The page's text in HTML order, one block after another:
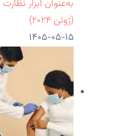
به‌عنوان ابزار
(ژوئن ۲۰۲۴)
۱۴۰۵-۰۵-۱۵